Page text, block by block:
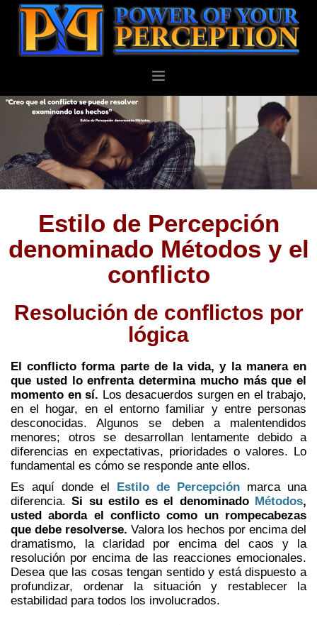
PERSONAL
NEGOCIOS
ACERCA DE
BLOG
Estilo de Percepción
denominado Métodos y el
conflicto
Resolución de conflictos por
lógica
El conflicto forma parte de la vida, y la manera en
que usted lo enfrenta determina mucho más que el
momento en sí. Los desacuerdos surgen en el trabajo,
en el hogar, en el entorno familiar y entre personas
desconocidas. Algunos se deben a malentendidos
menores; otros se desarrollan lentamente debido a
diferencias en expectativas, prioridades o valores. Lo
fundamental es cómo se responde ante ellos.
Es aquí donde el Estilo de Percepción marca una
diferencia.Si su estilo es el denominado Métodos,
usted aborda el conflicto como un rompecabezas
que debe resolverse. Valora los hechos por encima del
dramatismo, la claridad por encima del caos y la
resolución por encima de las reacciones emocionales.
Desea que las cosas tengan sentido y está dispuesto a
profundizar, ordenar la situación y restablecer la
estabilidad para todos los involucrados.